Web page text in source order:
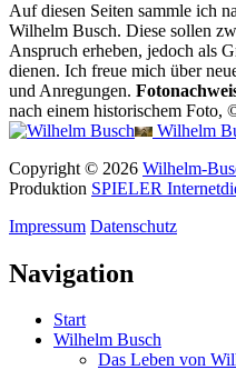
Auf diesen Seiten sammle ich
Wilhelm Busch. Diese sollen
Anspruch erheben, jedoch als
dienen. Ich freue mich über
und Anregungen.
nach einem historischem Foto,
Wilhelm
Copyright © 2026 Wilhelm-
Produktion SPIELER
Impressum Datenschutz
Navigation
Start
Wilhelm Busch
Das Leben von